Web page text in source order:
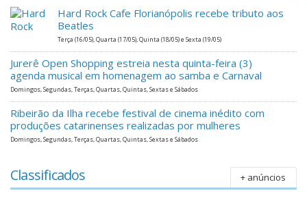
Hard Rock Cafe Florianópolis recebe tributo aos
Beatles
Terça (16/05), Quarta (17/05), Quinta (18/05) e Sexta (19/05)
Jurerê Open Shopping estreia nesta quinta-feira (3)
agenda musical em homenagem ao samba e Carnaval
Domingos, Segundas, Terças, Quartas, Quintas, Sextas e Sábados
Ribeirão da Ilha recebe festival de cinema inédito com
produções catarinenses realizadas por mulheres
Domingos, Segundas, Terças, Quartas, Quintas, Sextas e Sábados
Classificados + anúncios